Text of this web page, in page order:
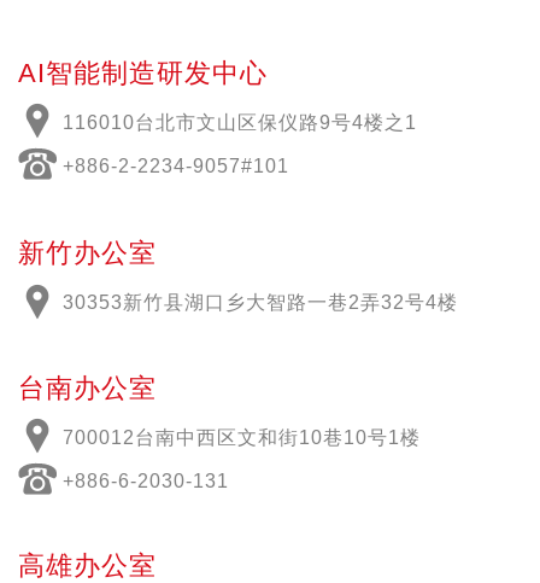
AI智能制造研发中心
116010台北市文山区保仪路9号4楼之1
+886-2-2234-9057#101
新竹办公室
30353新竹县湖口乡大智路一巷2弄32号4楼
台南办公室
700012台南中西区文和街10巷10号1楼
+886-6-2030-131
高雄办公室